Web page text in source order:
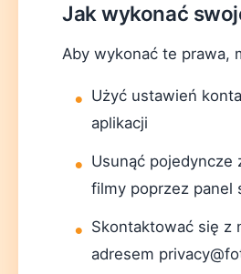
Jak wykonać
Aby wykonać te prawa,
Użyć ustawień
aplikacji
Usunąć pojedyncze
filmy poprzez panel
Skontaktować się z
adresem